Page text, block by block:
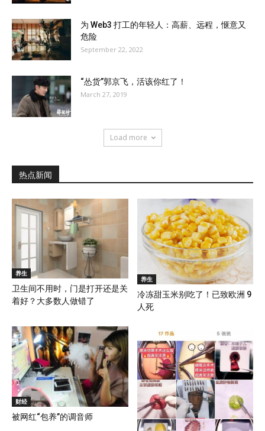
为 Web3 打工的年轻人：高薪、远程，惬意又
危险
September 22, 2022
“怂货”郭京飞，活该你红了！
March 27, 2019
Load more
热点新闻
养生
卫生间不用时，门是打开还是关
着好？大多数人做错了
养生
冷冻甜玉米别吃了！已致欧洲 9
人死
财经
被网红“包养”的调音师